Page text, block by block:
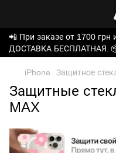
📲 При заказе от 1700
ДОСТАВКА БЕСПЛАТНАЯ.
iPhone Защитное
Защитные
MAX